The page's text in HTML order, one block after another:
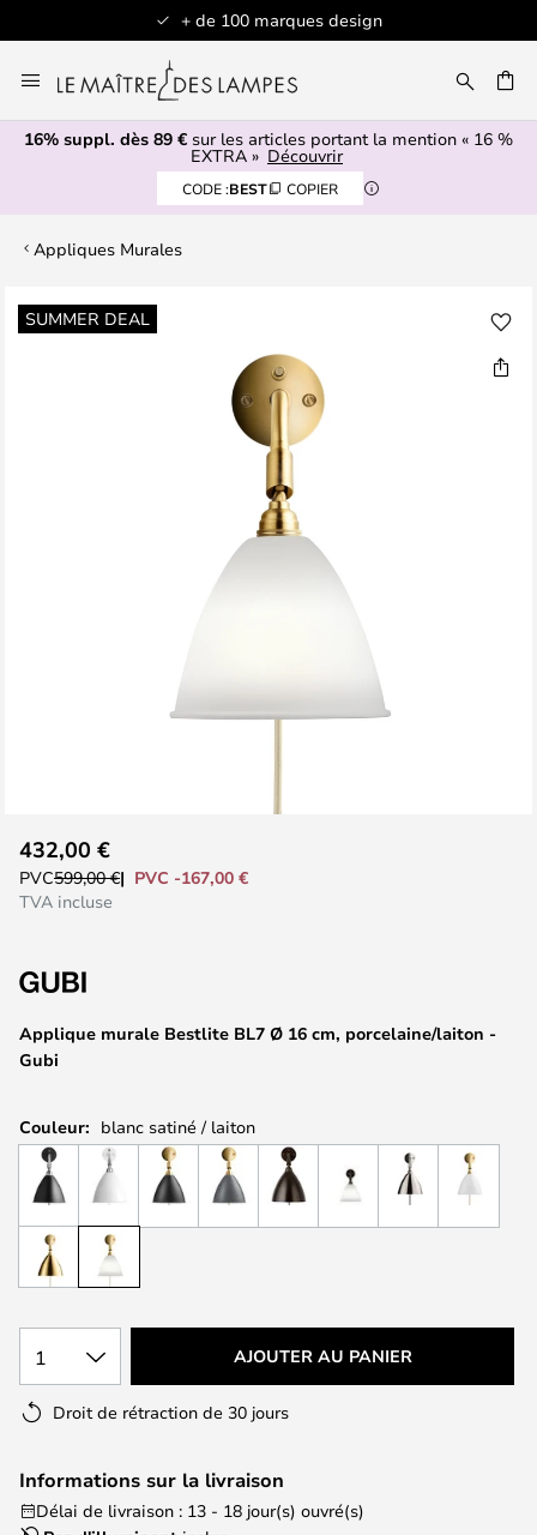
+ de 100 marques design
au
contenu
16% suppl. dès 89 € sur les articles portant la mention « 16 %
EXTRA » Découvrir
CODE :BEST COPIER
Appliques Murales
SUMMER DEAL
Skip
to
to
the
the
gallery
Applique murale Bestlite BL7 Ø 16 cm, porcelaine/laiton -
Gubi
432,00 €
PVC599,00 €
PVC -167,00 €
TVA incluse
Couleur: blanc satiné / laiton
1 AJOUTER AU PANIER
Droit de rétraction de 30 jours
Informations sur la livraison
Délai de livraison : 13 - 18 jour(s) ouvré(s)